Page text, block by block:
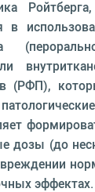
Ройтберга,
в
(РФП),
дозы (до
эффектах.